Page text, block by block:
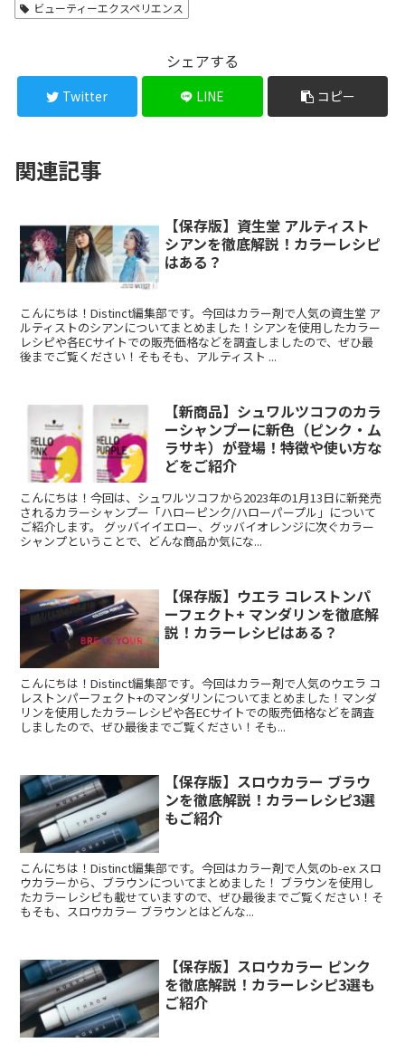
ビューティーエクスペリエンス
シェアする
Twitter LINE コピー
関連記事
【保存版】資生堂 アルティスト
シアンを徹底解説！カラーレシピ
はある？
こんにちは！Distinct編集部です。今回はカラー剤で人気の資生堂 ア
ルティストのシアンについてまとめました！シアンを使用したカラー
レシピや各ECサイトでの販売価格などを調査しましたので、ぜひ最
後までご覧ください！そもそも、アルティスト ...
【新商品】シュワルツコフのカラ
ーシャンプーに新色（ピンク・ム
ラサキ）が登場！特徴や使い方な
どをご紹介
こんにちは！今回は、シュワルツコフから2023年の1月13日に新発売
されるカラーシャンプー「ハローピンク/ハローパープル」について
ご紹介します。 グッバイイエロー、グッバイオレンジに次ぐカラー
シャンプということで、どんな商品か気にな...
【保存版】ウエラ コレストンパ
ーフェクト+ マンダリンを徹底解
説！カラーレシピはある？
こんにちは！Distinct編集部です。今回はカラー剤で人気のウエラ コ
レストンパーフェクト+のマンダリンについてまとめました！マンダ
リンを使用したカラーレシピや各ECサイトでの販売価格などを調査
しましたので、ぜひ最後までご覧ください！そも...
【保存版】スロウカラー ブラウ
ンを徹底解説！カラーレシピ3選
もご紹介
こんにちは！Distinct編集部です。今回はカラー剤で人気のb-ex スロ
ウカラーから、ブラウンについてまとめました！ ブラウンを使用し
たカラーレシピも載せていますので、ぜひ最後までご覧ください！そ
もそも、スロウカラー ブラウンとはどんな...
【保存版】スロウカラー ピンク
を徹底解説！カラーレシピ3選も
ご紹介